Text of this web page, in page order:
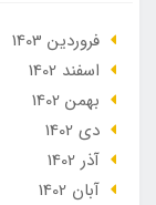
فروردین 1403
اسفند 1402
بهمن 1402
دی 1402
آذر 1402
آبان 1402